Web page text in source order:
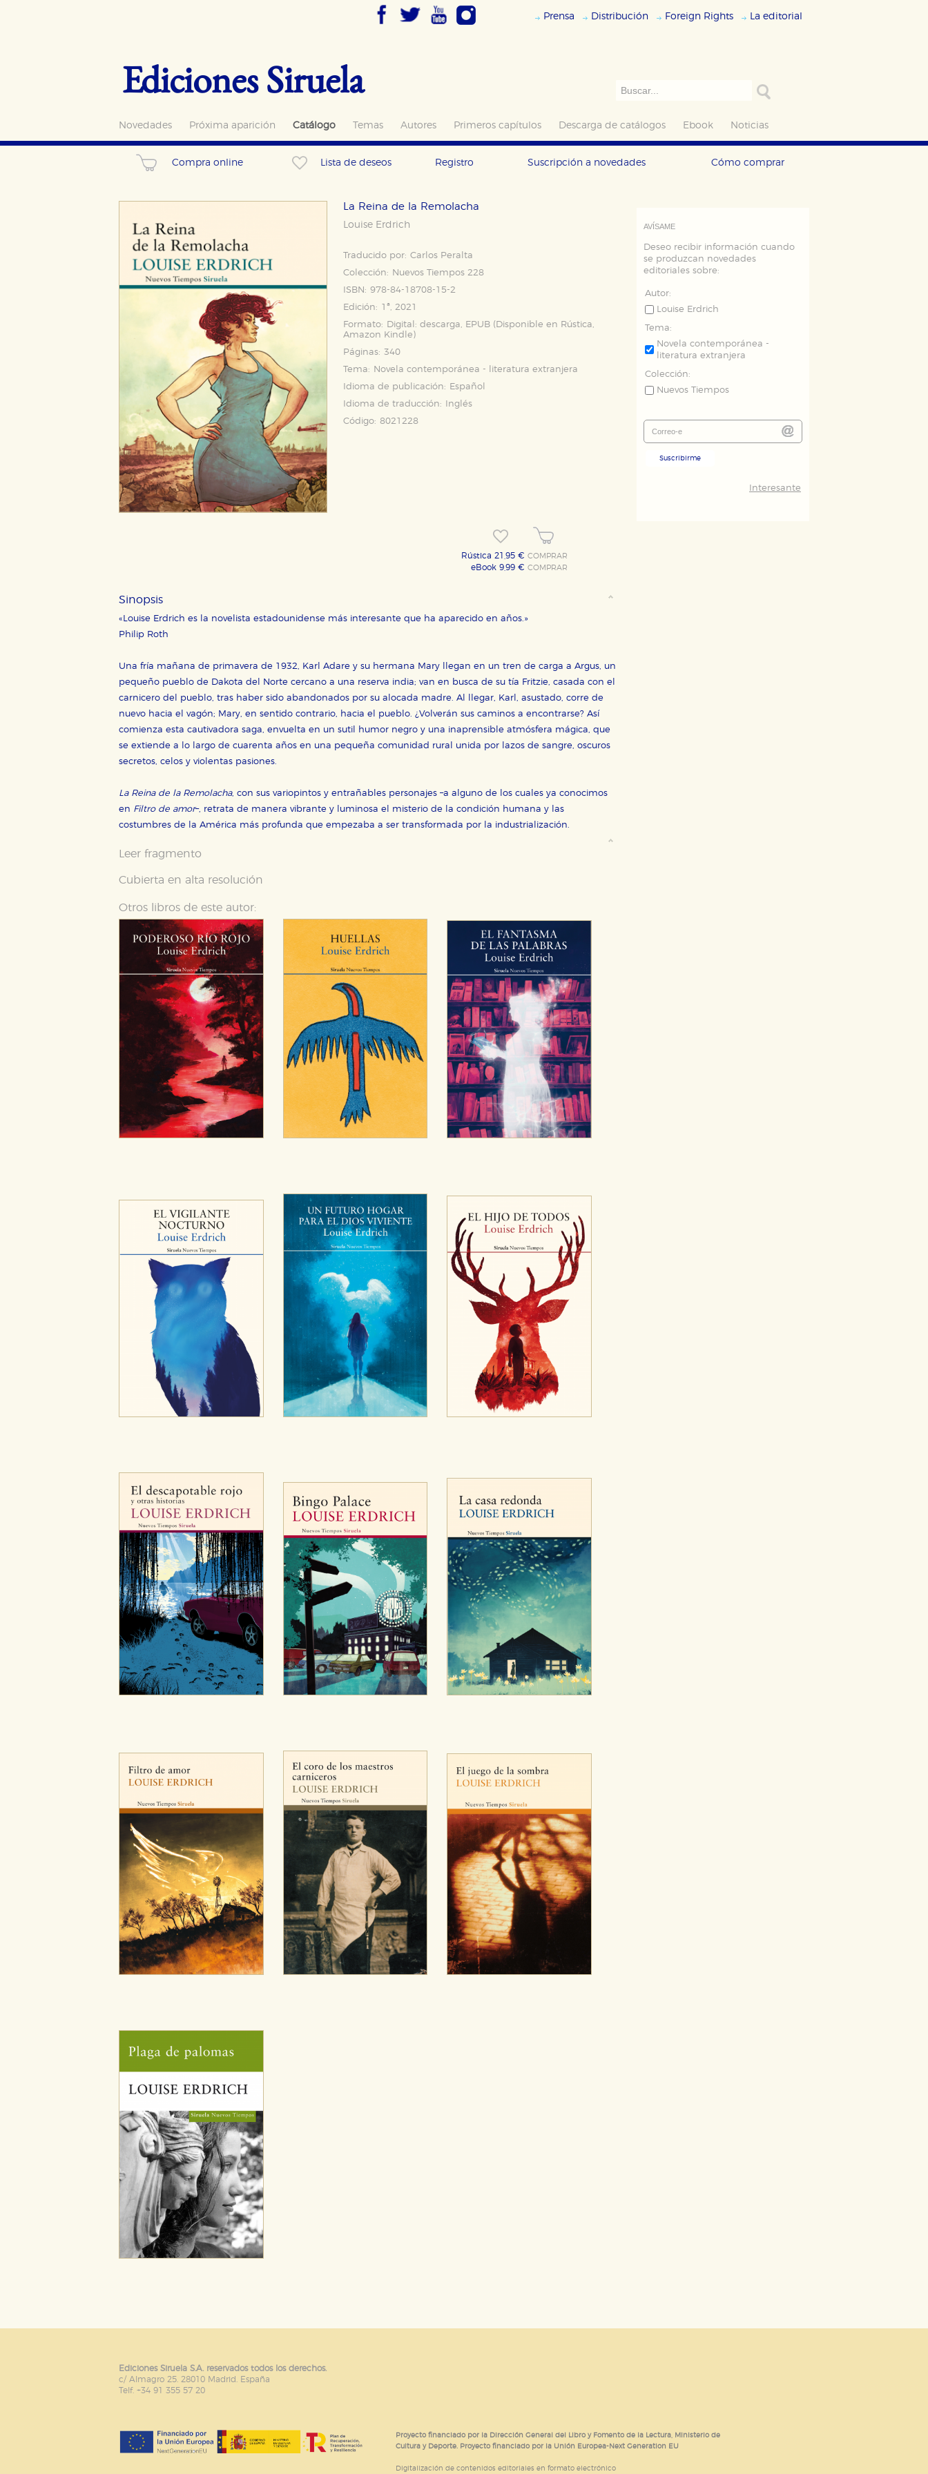
Prensa Distribución Foreign Rights La editorial
Ediciones Siruela
Novedades Próxima aparición Catálogo Temas Autores Primeros capítulos Descarga de catálogos Ebook Noticias
Compra online Lista de deseos Registro Suscripción a novedades Cómo comprar
La Reina de la Remolacha
Louise Erdrich
Traducido por: Carlos Peralta
Colección:
Nuevos Tiempos 228
ISBN: 978-84-18708-15-2
Edición: 1ª, 2021
Formato:
Digital: descarga, EPUB (Disponible en Rústica,
Amazon Kindle )
Páginas: 340
Tema:
Novela contemporánea - literatura extranjera
Idioma de publicación:
Español
Idioma de traducción:
Inglés
Código: 8021228
Rústica 21,95 €COMPRAR
eBook 9,99 €COMPRAR
Sinopsis
«Louise Erdrich es la novelista estadounidense más interesante que ha aparecido en años.»
Philip Roth
Una fría mañana de primavera de 1932, Karl Adare y su hermana Mary llegan en un tren de carga a Argus, un
pequeño pueblo de Dakota del Norte cercano a una reserva india; van en busca de su tía Fritzie, casada con el
carnicero del pueblo, tras haber sido abandonados por su alocada madre. Al llegar, Karl, asustado, corre de
nuevo hacia el vagón; Mary, en sentido contrario, hacia el pueblo. ¿Volverán sus caminos a encontrarse? Así
comienza esta cautivadora saga, envuelta en un sutil humor negro y una inaprensible atmósfera mágica, que
se extiende a lo largo de cuarenta años en una pequeña comunidad rural unida por lazos de sangre, oscuros
secretos, celos y violentas pasiones.
La Reina de la Remolacha, con sus variopintos y entrañables personajes –a alguno de los cuales ya conocimos
en Filtro de amor–, retrata de manera vibrante y luminosa el misterio de la condición humana y las
costumbres de la América más profunda que empezaba a ser transformada por la industrialización.
Leer fragmento
Cubierta en alta resolución
Otros libros de este autor:
AVÍSAME
Deseo recibir información cuando
se produzcan novedades
editoriales sobre:
Autor:
Louise Erdrich
Tema:
Novela contemporánea -
literatura extranjera
Colección:
Nuevos Tiempos
Suscribirme
Interesante
Ediciones Siruela S.A. reservados todos los derechos.
c/ Almagro 25. 28010 Madrid. España
Telf. +34 91 355 57 20
Proyecto financiado por la Dirección General del Libro y Fomento de la Lectura, Ministerio de
Cultura y Deporte. Proyecto financiado por la Unión Europea-Next Generation EU
Digitalización de contenidos editoriales en formato electrónico
Cookies necesarias
Estas cookies son necesarias para que nuestro sitio web funcione y no es posible deshabilitarlas desde nuestro sistema. Es posible
hacerlo desde el navegador, pero en ese caso es posible que algunas áreas de nuestra web dejen de funcionar correctamente.
Cookies de rendimiento y analíticas
Estas cookies se utilizan para mejorar su experiencia de navegación y optimizar el funcionamiento de nuestro sitio web. Almacenan
configuraciones de servicios para que no tenga que reconfigurarlos cada vez que nos visita. La información es agregada y, por lo
tanto, es anónima.
Cookies de publicidad y redes sociales
Estas cookies son gestionadas por nuestros socios publicitarios y se utilizan para mostrar publicidad relevante para sus intereses en
otros sitios. No almacenan directamente información personal sino que se basan en la identificación única de su navegador y
dispositivo de internet.
Puede consultar nuestra política de cookies